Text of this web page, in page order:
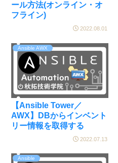
ール方法(オンライン・オ
フライン)
2022.08.01
Ansible AWX
【Ansible Tower／
AWX】DBからインベント
リー情報を取得する
2022.07.13
Ansible